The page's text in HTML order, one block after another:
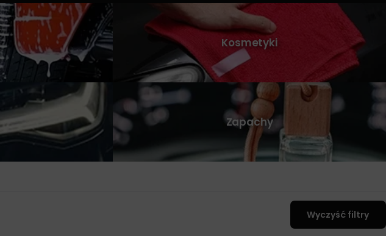
Kosmetyki
Zapachy
Wyczyść filtry